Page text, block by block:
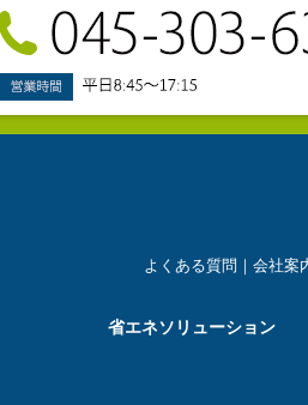
よくある質問｜ 会社案
省エネソリューション